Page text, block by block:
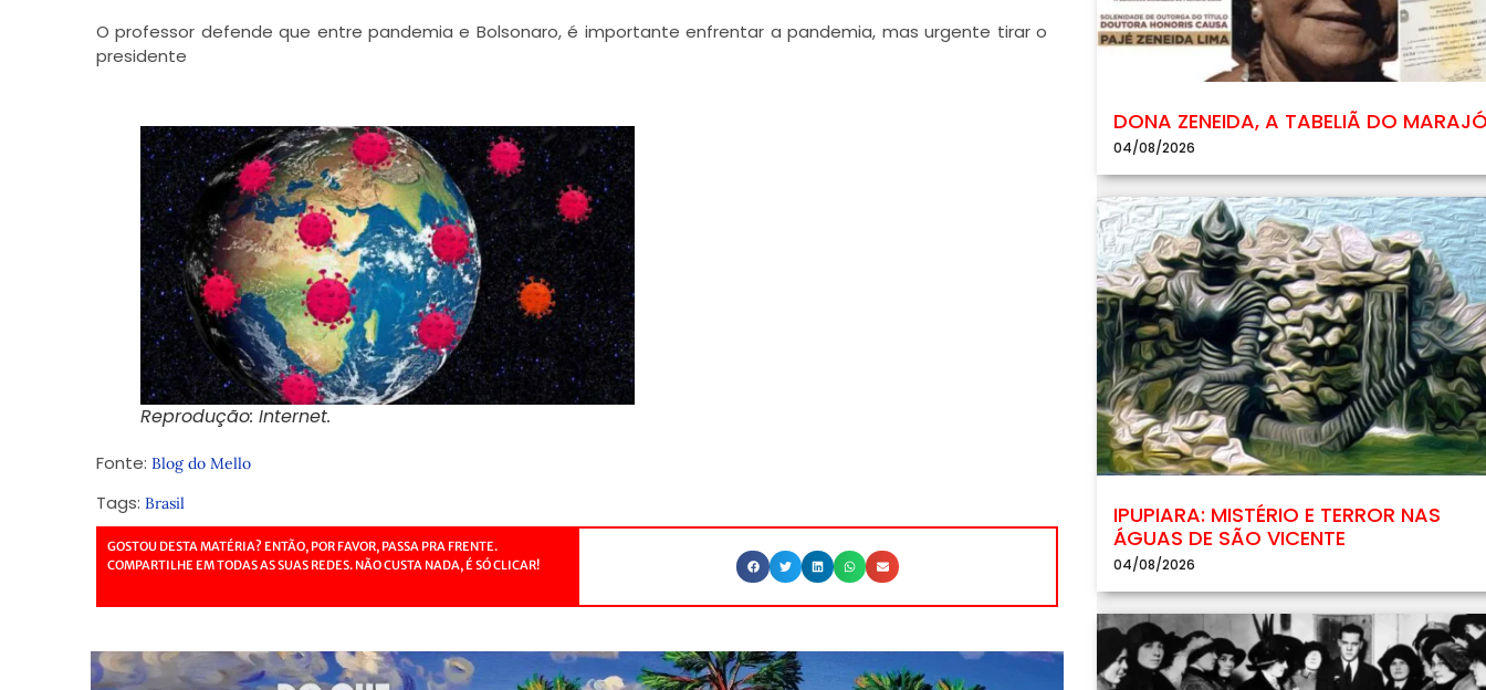
O professor defende que entre pandemia e Bolsonaro, é importante enfrentar a pandemia, mas urgente tirar o
presidente
Reprodução: Internet.
Fonte: Blog do Mello
Tags: Brasil
GOSTOU DESTA MATÉRIA? ENTÃO, POR FAVOR, PASSA PRA FRENTE.
COMPARTILHE EM TODAS AS SUAS REDES. NÃO CUSTA NADA, É SÓ CLICAR!
DONA ZENEIDA, A TABELIÃ DO
04/08/2026
IPUPIARA: MISTÉRIO E TERROR NAS
ÁGUAS DE SÃO VICENTE
04/08/2026